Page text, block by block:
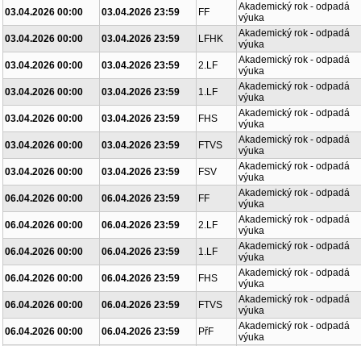
03.04.2026 00:00
03.04.2026 23:59 FF
Akademický rok - odpadá
výuka
03.04.2026 00:00
03.04.2026 23:59 LFHK
Akademický rok - odpadá
výuka
03.04.2026 00:00
03.04.2026 23:59 2.LF
Akademický rok - odpadá
výuka
03.04.2026 00:00
03.04.2026 23:59 1.LF
Akademický rok - odpadá
výuka
03.04.2026 00:00
03.04.2026 23:59 FHS
Akademický rok - odpadá
výuka
03.04.2026 00:00
03.04.2026 23:59 FTVS
Akademický rok - odpadá
výuka
03.04.2026 00:00
03.04.2026 23:59 FSV
Akademický rok - odpadá
výuka
06.04.2026 00:00
06.04.2026 23:59 FF
Akademický rok - odpadá
výuka
06.04.2026 00:00
06.04.2026 23:59 2.LF
Akademický rok - odpadá
výuka
06.04.2026 00:00
06.04.2026 23:59 1.LF
Akademický rok - odpadá
výuka
06.04.2026 00:00
06.04.2026 23:59 FHS
Akademický rok - odpadá
výuka
06.04.2026 00:00
06.04.2026 23:59 FTVS
Akademický rok - odpadá
výuka
06.04.2026 00:00
06.04.2026 23:59 PřF
Akademický rok - odpadá
výuka